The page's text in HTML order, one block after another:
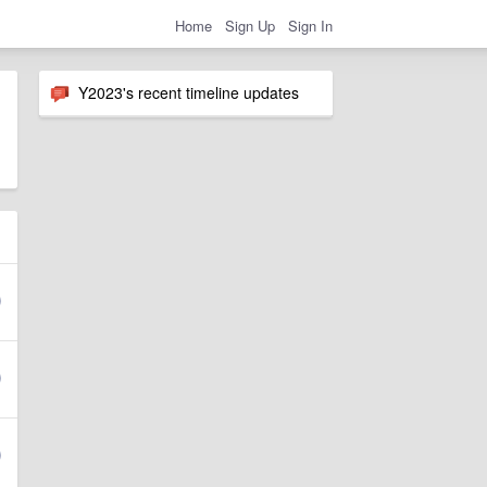
Home Sign Up Sign In
Y2023's recent timeline updates